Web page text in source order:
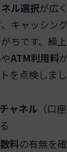
ル選択が広
キャッシン
ちです。繰
やATM利用料
を点検しまし
ャネル （口
料の有無を